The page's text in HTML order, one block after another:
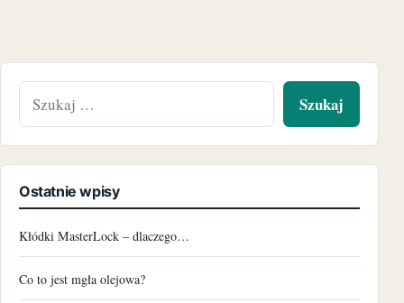
Ostatnie wpisy
Kłódki MasterLock – dlaczego…
Co to jest mgła olejowa?